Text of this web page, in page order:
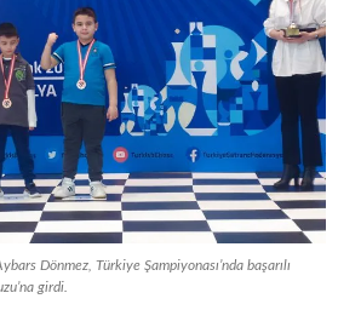
Dönmez, Türkiye Şampiyonası’nda başarılı
girdi.